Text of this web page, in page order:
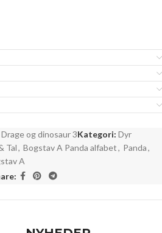
Drage og dinosaur 3Kategori: Dyr
Tal, Bogstav A Panda alfabet, Panda,
A